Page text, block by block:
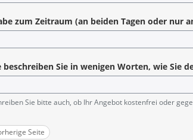
zum Zeitraum (an beiden Tagen oder nur
beschreiben Sie in wenigen Worten, wie Sie
Sie bitte auch, ob Ihr Angebot kostenfrei oder
Seite